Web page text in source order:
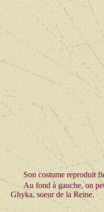
Son costume reproduit
Au fond à gauche, on
Ghyka, soeur de la Reine.